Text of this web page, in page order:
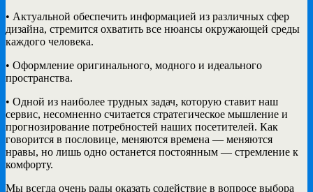
• Актуальной обеспечить информацией из различных сфер
дизайна, стремится охватить все нюансы окружающей среды
каждого человека.
• Оформление оригинального, модного и идеального
пространства.
• Одной из наиболее трудных задач, которую ставит наш
сервис, несомненно считается стратегическое мышление и
прогнозирование потребностей наших посетителей. Как
говорится в пословице, меняются времена — меняются
нравы, но лишь одно останется постоянным — стремление к
комфорту.
Мы всегда очень рады оказать содействие в вопросе выбора